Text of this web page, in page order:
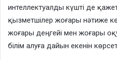
интеллектуалды күшті де
қызметшілер жоғары нәтиже
жоғары деңгейі мен жоғары
білім алуға дайын екенін